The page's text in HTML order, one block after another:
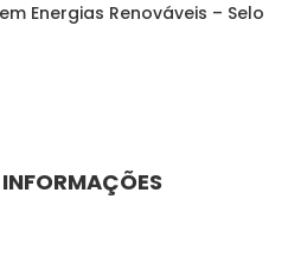
Energias Renováveis – Selo